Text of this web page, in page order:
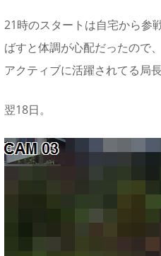
21時のスタートは自宅から参
ばすと体調が心配だったので
アクティブに活躍されてる局
翌18日。